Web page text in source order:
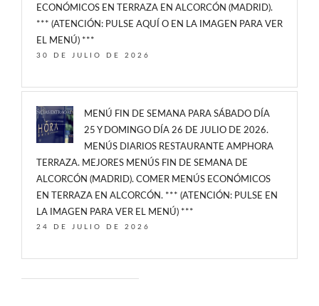
ECONÓMICOS EN TERRAZA EN ALCORCÓN (MADRID).
*** (ATENCIÓN: PULSE AQUÍ O EN LA IMAGEN PARA VER
EL MENÚ) ***
30 DE JULIO DE 2026
MENÚ FIN DE SEMANA PARA SÁBADO DÍA
25 Y DOMINGO DÍA 26 DE JULIO DE 2026.
MENÚS DIARIOS RESTAURANTE AMPHORA
TERRAZA. MEJORES MENÚS FIN DE SEMANA DE
ALCORCÓN (MADRID). COMER MENÚS ECONÓMICOS
EN TERRAZA EN ALCORCÓN. *** (ATENCIÓN: PULSE EN
LA IMAGEN PARA VER EL MENÚ) ***
24 DE JULIO DE 2026